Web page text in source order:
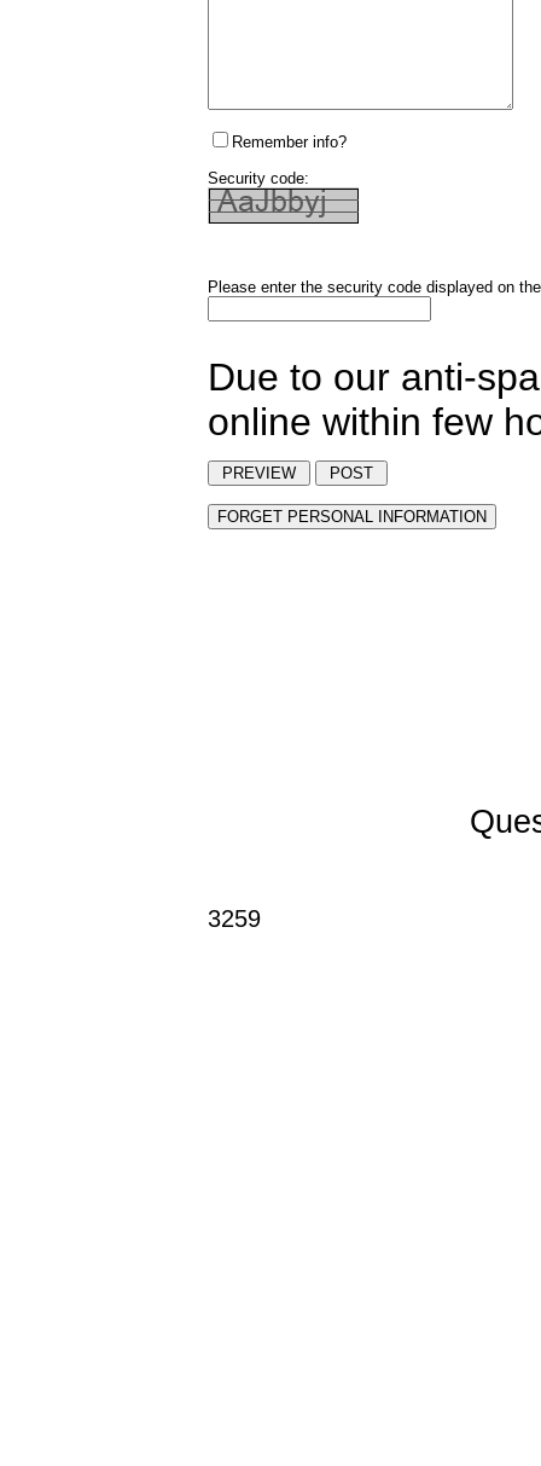
Remember info?
Security code:
Please enter the security code displayed on
Due to our anti-
online within few
3259